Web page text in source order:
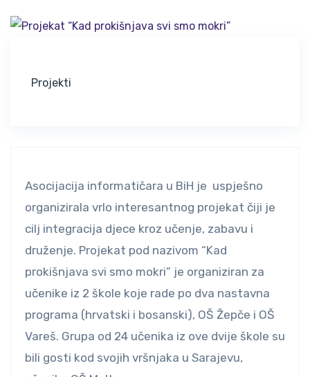
Projekti
Asocijacija informatičara u BiH je uspješno
organizirala vrlo interesantnog projekat čiji je
cilj integracija djece kroz učenje, zabavu i
druženje. Projekat pod nazivom “Kad
prokišnjava svi smo mokri” je organiziran za
učenike iz 2 škole koje rade po dva nastavna
programa (hrvatski i bosanski), OŠ Žepče i OŠ
Vareš. Grupa od 24 učenika iz ove dvije škole su
bili gosti kod svojih vršnjaka u Sarajevu,